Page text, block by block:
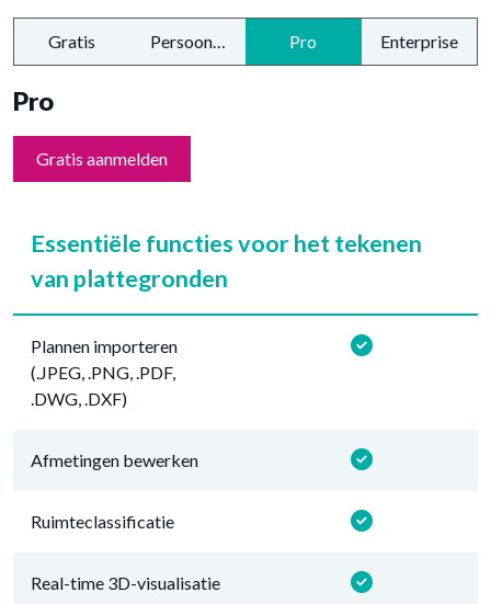
Gratis Persoonlijk Pro Enterprise
Pro
Gratis aanmelden
Essentiële functies voor het tekenen
van plattegronden
Plannen importeren
(.JPEG, .PNG, .PDF,
.DWG, .DXF)
Afmetingen bewerken
Ruimteclassificatie
Real-time 3D-visualisatie